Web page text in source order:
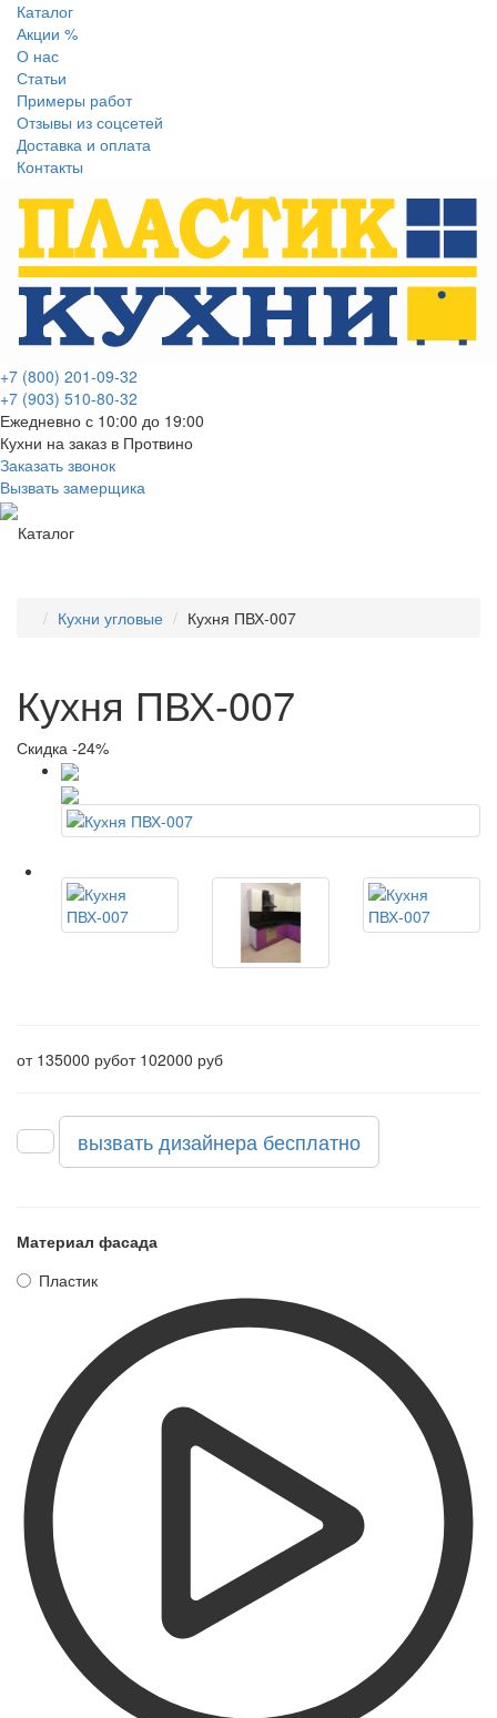
Каталог
Акции %
О нас
Статьи
Примеры работ
Отзывы из соцсетей
Доставка и оплата
Контакты
+7 (800) 201-09-32
+7 (903) 510-80-32
Ежедневно с 10:00 до 19:00
Кухни на заказ в Протвино
Заказать звонок
Вызвать замерщика
Каталог
Кухни угловые Кухня ПВХ-007
Кухня ПВХ-007
Скидка -24%
от 135000 рубот 102000 руб
вызвать дизайнера бесплатно
Материал фасада
Пластик